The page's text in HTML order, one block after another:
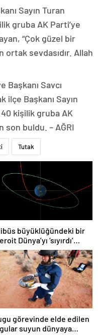
Sayın Turan
gruba AK Parti’ye
“Çok güzel bir
sevdasıdır. Allah
Başkanı Savcı
ilçe Başkanı Sayın
kişilik gruba AK
son buldu. – AĞRI
Tutak
büyüklüğündeki bir
Dünya’yı ‘sıyırdı’
görevinde elde edilen
suyun dünyaya